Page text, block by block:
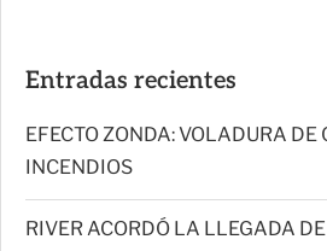
Entradas recientes
EFECTO ZONDA: VOLADURA DE
INCENDIOS
RIVER ACORDÓ LA LLEGADA